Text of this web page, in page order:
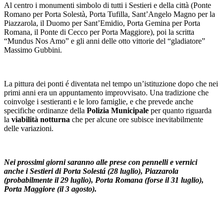
Al centro i monumenti simbolo di tutti i Sestieri e della città (Ponte
Romano per Porta Solestà, Porta Tufilla, Sant’Angelo Magno per la
Piazzarola, il Duomo per Sant’Emidio, Porta Gemina per Porta
Romana, il Ponte di Cecco per Porta Maggiore), poi la scritta
“Mundus Nos Amo” e gli anni delle otto vittorie del “gladiatore”
Massimo Gubbini.
La pittura dei ponti é diventata nel tempo un’istituzione dopo che nei
primi anni era un appuntamento improvvisato. Una tradizione che
coinvolge i sestieranti e le loro famiglie, e che prevede anche
specifiche ordinanze della Polizia Municipale per quanto riguarda
la viabilità notturna che per alcune ore subisce inevitabilmente
delle variazioni.
Nei prossimi giorni saranno alle prese con pennelli e vernici
anche i Sestieri di Porta Solestá (28 luglio), Piazzarola
(probabilmente il 29 luglio), Porta Romana (forse il 31 luglio),
Porta Maggiore (il 3 agosto).